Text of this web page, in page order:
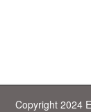
Copyright 2024